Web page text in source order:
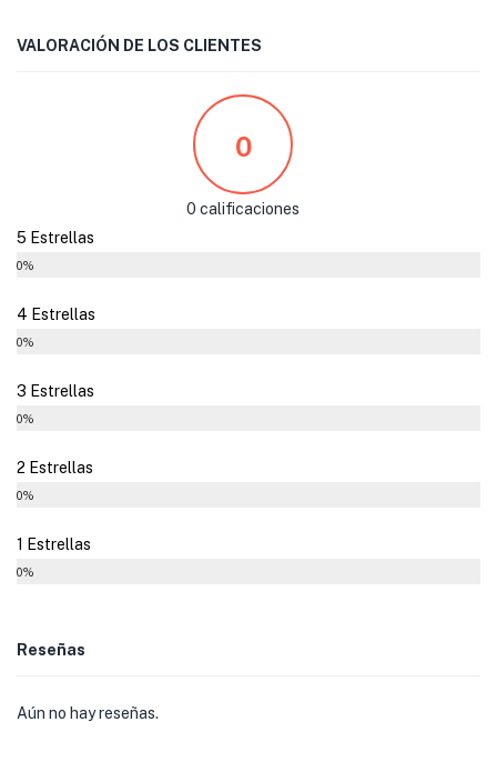
VALORACIÓN DE LOS CLIENTES
0
0 calificaciones
5 Estrellas
0%
4 Estrellas
0%
3 Estrellas
0%
2 Estrellas
0%
1 Estrellas
0%
Reseñas
Aún no hay reseñas.